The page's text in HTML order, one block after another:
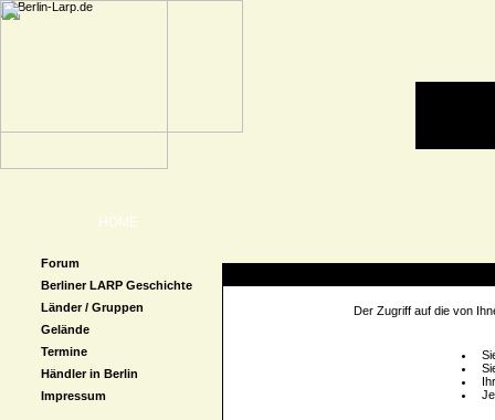
HOME
Forum
Berliner LARP Geschichte
Länder / Gruppen
Gelände
Termine
Händler in Berlin
Impressum
Der Zugriff auf die von